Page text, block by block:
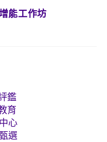
能工作坊
鑑
育
心
選